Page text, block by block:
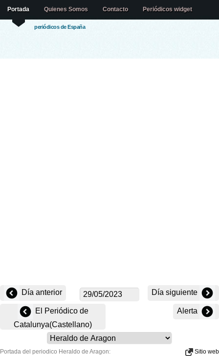
periódicos de España
Portada Quienes Somos Contacto Periódicos widget
Día anterior Día siguiente
El Periódico de
Catalunya(Castellano)
Alerta
Portada del periodico Heraldo de Aragon: Sitio web